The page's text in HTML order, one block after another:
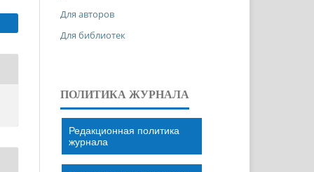
Для авторов
Для библиотек
ПОЛИТИКА ЖУРНАЛА
Редакционная политика
журнала